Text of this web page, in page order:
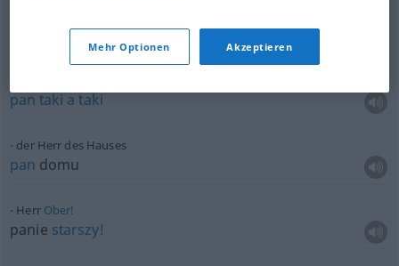
panX
pan taki a taki
der Herr des Hauses
pan domu
Herr Ober!
panie starszy!
Mehr Optionen Akzeptieren